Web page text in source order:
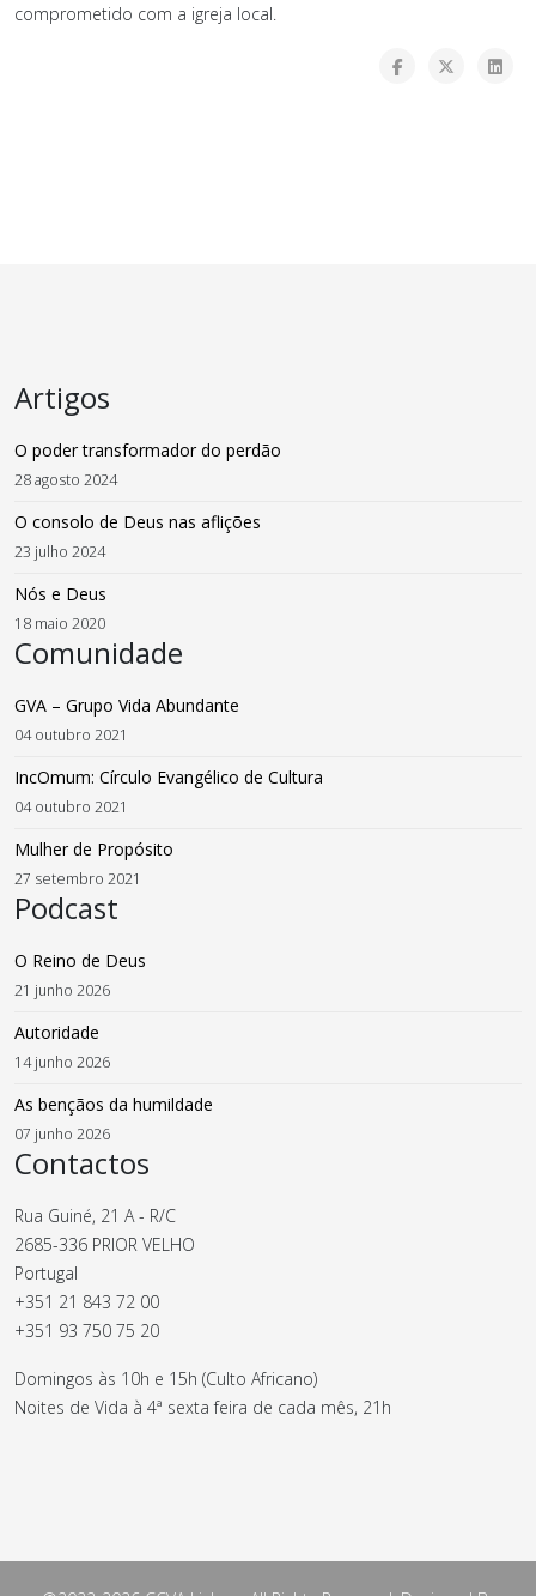
comprometido com a igreja local.
Artigos
O poder transformador do perdão
28 agosto 2024
O consolo de Deus nas aflições
23 julho 2024
Nós e Deus
18 maio 2020
Comunidade
GVA – Grupo Vida Abundante
04 outubro 2021
IncOmum: Círculo Evangélico de Cultura
04 outubro 2021
Mulher de Propósito
27 setembro 2021
Podcast
O Reino de Deus
21 junho 2026
Autoridade
14 junho 2026
As bençãos da humildade
07 junho 2026
Contactos
Rua Guiné, 21 A - R/C
2685-336 PRIOR VELHO
Portugal
+351 21 843 72 00
+351 93 750 75 20
Domingos às 10h e 15h (Culto Africano)
Noites de Vida à 4ª sexta feira de cada mês, 21h